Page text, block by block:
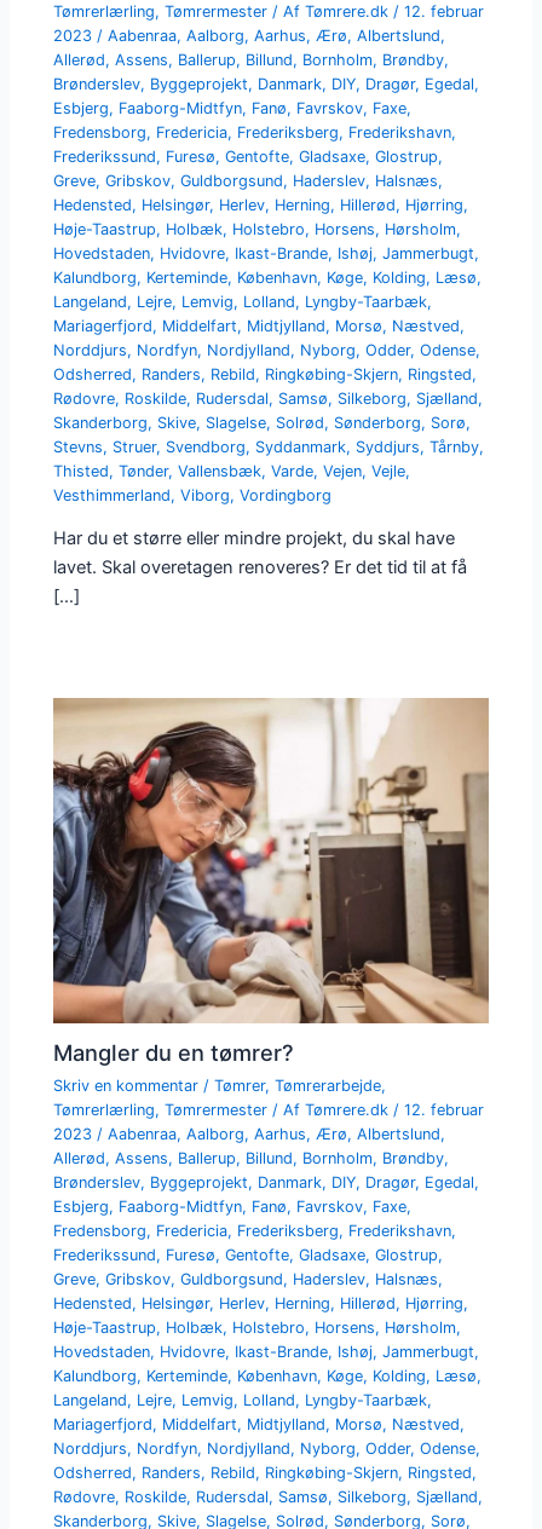
Tømrerlærling,Tømrermester / AfTømrere.dk /12. februar
2023 /Aabenraa,Aalborg,Aarhus, Ærø,Albertslund,
Allerød,Assens, Ballerup, Billund, Bornholm, Brøndby,
Brønderslev, Byggeprojekt, Danmark, DIY, Dragør, Egedal,
Esbjerg, Faaborg-Midtfyn, Fanø, Favrskov, Faxe,
Fredensborg, Fredericia, Frederiksberg, Frederikshavn,
Frederikssund, Furesø,Gentofte,Gladsaxe,Glostrup,
Greve,Gribskov,Guldborgsund, Haderslev, Halsnæs,
Hedensted, Helsingør, Herlev, Herning, Hillerød, Hjørring,
Høje-Taastrup, Holbæk, Holstebro, Horsens, Hørsholm,
Hovedstaden, Hvidovre, Ikast-Brande, Ishøj,Jammerbugt,
Kalundborg, Kerteminde, København, Køge, Kolding, Læsø,
Langeland, Lejre, Lemvig, Lolland, Lyngby-Taarbæk,
Mariagerfjord, Middelfart, Midtjylland, Morsø, Næstved,
Norddjurs, Nordfyn, Nordjylland, Nyborg,Odder,Odense,
Odsherred, Randers, Rebild, Ringkøbing-Skjern, Ringsted,
Rødovre, Roskilde, Rudersdal, Samsø, Silkeborg, Sjælland,
Skanderborg, Skive, Slagelse, Solrød, Sønderborg, Sorø,
Stevns, Struer, Svendborg, Syddanmark, Syddjurs,Tårnby,
Thisted,Tønder,Vallensbæk,Varde,Vejen,Vejle,
Vesthimmerland,Viborg,Vordingborg
Har du et større eller mindre projekt, du skal have
lavet. Skal overetagen renoveres? Er det tid til at få
[…]
Mangler du en tømrer?
Skriv en kommentar /Tømrer,Tømrerarbejde,
Tømrerlærling,Tømrermester / AfTømrere.dk/12. februar
2023/Aabenraa,Aalborg,Aarhus,Ærø,Albertslund,
Allerød,Assens, Ballerup, Billund, Bornholm, Brøndby,
Brønderslev, Byggeprojekt, Danmark, DIY, Dragør, Egedal,
Esbjerg, Faaborg-Midtfyn, Fanø, Favrskov, Faxe,
Fredensborg, Fredericia, Frederiksberg, Frederikshavn,
Frederikssund, Furesø,Gentofte,Gladsaxe,Glostrup,
Greve,Gribskov,Guldborgsund, Haderslev, Halsnæs,
Hedensted, Helsingør, Herlev, Herning, Hillerød, Hjørring,
Høje-Taastrup, Holbæk, Holstebro, Horsens, Hørsholm,
Hovedstaden, Hvidovre, Ikast-Brande, Ishøj,Jammerbugt,
Kalundborg, Kerteminde, København, Køge, Kolding, Læsø,
Langeland, Lejre, Lemvig, Lolland, Lyngby-Taarbæk,
Mariagerfjord, Middelfart, Midtjylland, Morsø, Næstved,
Norddjurs, Nordfyn, Nordjylland, Nyborg,Odder,Odense,
Odsherred, Randers, Rebild, Ringkøbing-Skjern, Ringsted,
Rødovre, Roskilde, Rudersdal, Samsø, Silkeborg, Sjælland,
Skanderborg, Skive, Slagelse, Solrød, Sønderborg, Sorø,